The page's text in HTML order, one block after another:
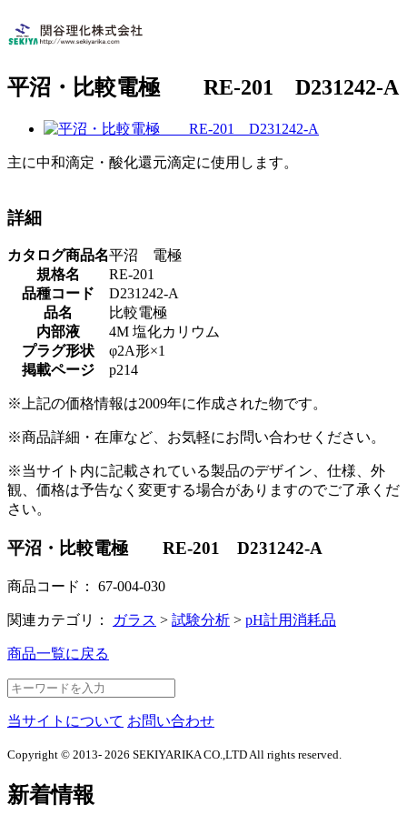
平沼・比較電極 RE-201 D231242-A
主に中和滴定・酸化還元滴定に使用します。
詳細
カタログ商品名平沼 電極
規格名
RE-201
品種コード
D231242-A
品名
比較電極
内部液
4M 塩化カリウム
プラグ形状
φ2A形×1
掲載ページ
p214
※上記の価格情報は2009年に作成された物です。
※商品詳細・在庫など、お気軽にお問い合わせください。
※当サイト内に記載されている製品のデザイン、仕様、外
観、価格は予告なく変更する場合がありますのでご了承くだ
さい。
平沼・比較電極 RE-201 D231242-A
商品コード： 67-004-030
関連カテゴリ： ガラス > 試験分析 > pH計用消耗品
商品一覧に戻る
当サイトについて お問い合わせ
Copyright © 2013- 2026 SEKIYARIKA CO.,LTD All rights reserved.
新着情報